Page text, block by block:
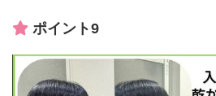
ポイント9